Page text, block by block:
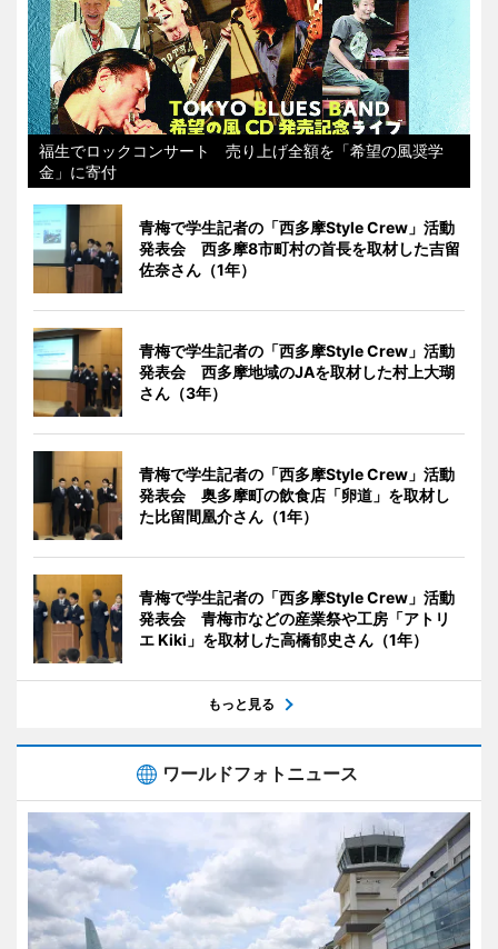
福生でロックコンサート 売り上げ全額を「希望の風奨学
金」に寄付
青梅で学生記者の「西多摩Style Crew」活動
発表会 西多摩8市町村の首長を取材した吉留
佐奈さん（1年）
青梅で学生記者の「西多摩Style Crew」活動
発表会 西多摩地域のJAを取材した村上大瑚
さん（3年）
青梅で学生記者の「西多摩Style Crew」活動
発表会 奥多摩町の飲食店「卵道」を取材し
た比留間凰介さん（1年）
青梅で学生記者の「西多摩Style Crew」活動
発表会 青梅市などの産業祭や工房「アトリ
エ Kiki」を取材した高橋郁史さん（1年）
もっと見る
ワールドフォトニュース